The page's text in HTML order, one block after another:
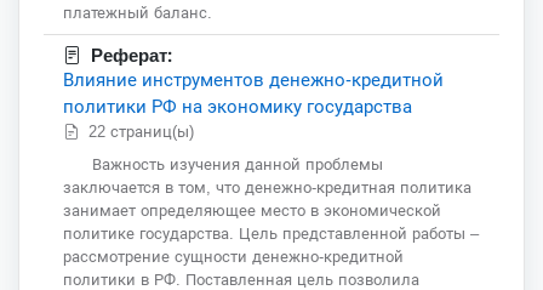
платежный баланс.
Реферат:
Влияние инструментов денежно-кредитной
политики РФ на экономику государства
22 страниц(ы)
Важность изучения данной проблемы
заключается в том, что денежно-кредитная политика
занимает определяющее место в экономической
политике государства. Цель представленной работы –
рассмотрение сущности денежно-кредитной
политики в РФ. Поставленная цель позволила